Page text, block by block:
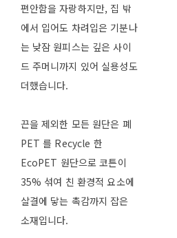
편안함을 자랑하지만, 집 밖
에서 입어도 차려입은 기분나
는 낮잠 원피스는 깊은 사이
드 주머니까지 있어 실용성도
더했습니다.
끈을 제외한 모든 원단은 폐
PET 를 Recycle 한
EcoPET 원단으로 코튼이
35% 섞여 친 환경적 요소에
살결에 닿는 촉감까지 잡은
소재입니다.